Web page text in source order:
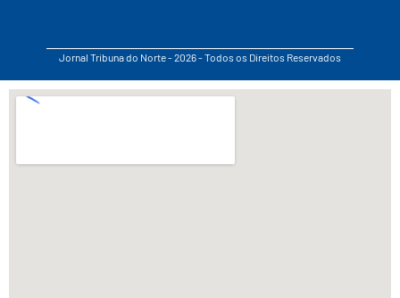
Jornal Tribuna do Norte - 2026 - Todos os Direitos Reservados